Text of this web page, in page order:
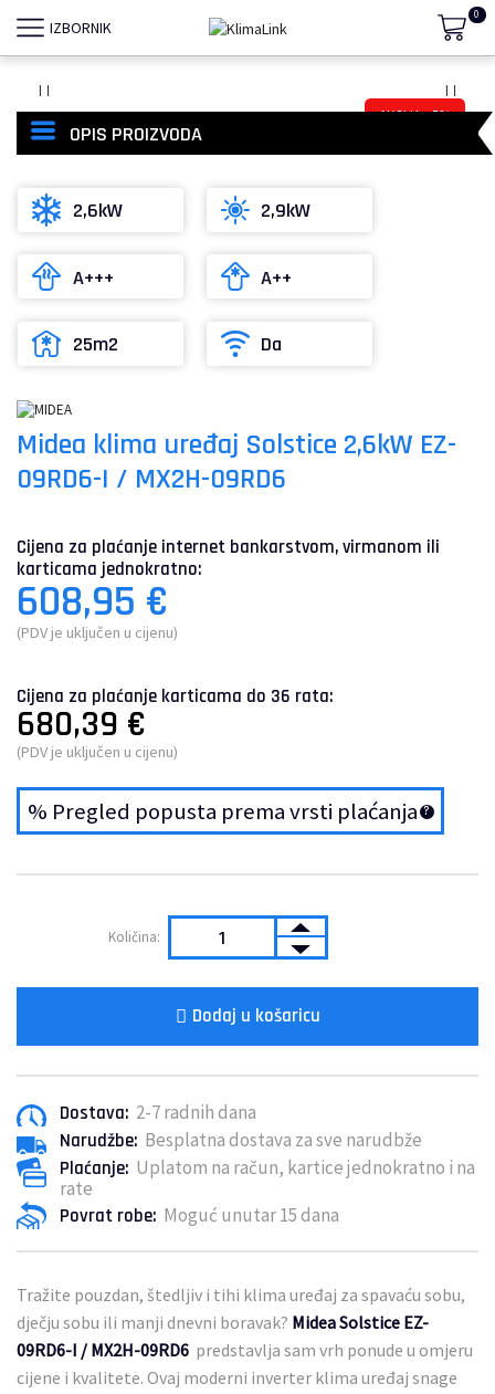
IZBORNIK
0
- 5%
OPIS PROIZVODA
2,6kW 2,9kW
A+++ A++
25m2 Da
Midea klima uređaj Solstice 2,6kW EZ-
09RD6-I / MX2H-09RD6
Cijena za plaćanje internet bankarstvom, virmanom ili
karticama jednokratno:
608,95 €
(PDV je uključen u cijenu)
Cijena za plaćanje karticama do 36 rata:
680,39 €
(PDV je uključen u cijenu)
% Pregled popusta prema vrsti plaćanja
Dodaj u košaricu
Dostava: 2-7 radnih dana
Narudžbe: Besplatna dostava za sve narudbže
Plaćanje: Uplatom na račun, kartice jednokratno i na
rate
Povrat robe: Moguć unutar 15 dana
Tražite pouzdan, štedljiv i tihi klima uređaj za spavaću sobu,
dječju sobu ili manji dnevni boravak? Midea Solstice EZ-
09RD6-I / MX2H-09RD6 predstavlja sam vrh ponude u omjeru
cijene i kvalitete. Ovaj moderni inverter klima uređaj snage